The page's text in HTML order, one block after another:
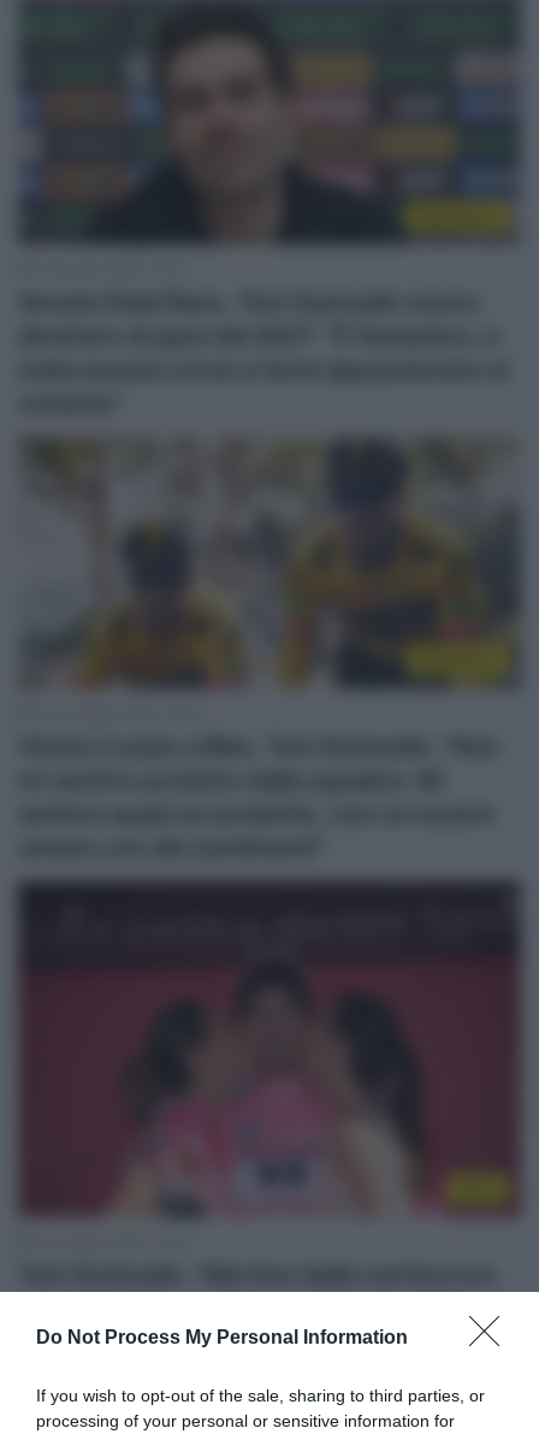
Do Not Process My Personal Information
If you wish to opt-out of the sale, sharing to third parties, or
processing of your personal or sensitive information for
controllo. Ora i corridori seguono ordini, si